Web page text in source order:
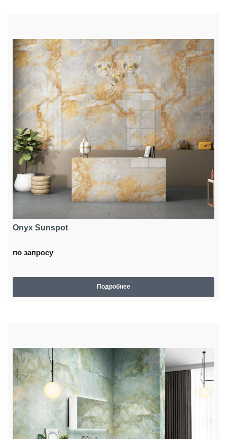
Onyx Sunspot
по запросу
Подробнее